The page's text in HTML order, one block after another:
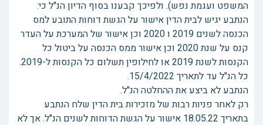
המשפט ועגמת נפש). ולפיכך קבענו בסוף הדיון הנ"ל כי:
הנתבע יגיש לבית הדין אישור על הגשת דוחות התובע למס
הכנסה לשנים 2019 ו 2020 וכן אישור של המערכת על העדר
קנס על שנת 2020 וכן אישור ממס הכנסה על ביטול כל
הקנסות לשנת 2019 או לחילופין תשלום כל הקנסות ל-2019.
כל הנ"ל עד לתאריך 15/4/2022.
הנתבע לא ביצע את ההחלטה הנ"ל.
רק לאחר פניות רבות של מזכירות בית הדין שלח הנתבע
בתאריך 18.05.22 אישור על הגשת הדוחות לשנים הנ"ל. אך לא